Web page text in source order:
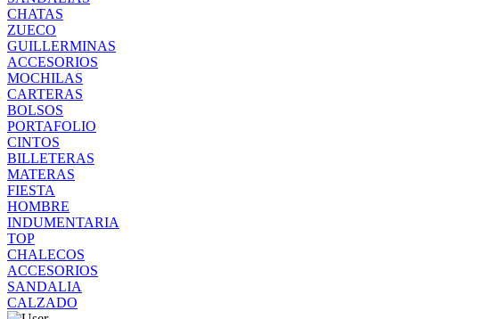
CHATAS
ZUECO
GUILLERMINAS
ACCESORIOS
MOCHILAS
CARTERAS
BOLSOS
PORTAFOLIO
CINTOS
BILLETERAS
MATERAS
FIESTA
HOMBRE
INDUMENTARIA
TOP
CHALECOS
ACCESORIOS
SANDALIA
CALZADO